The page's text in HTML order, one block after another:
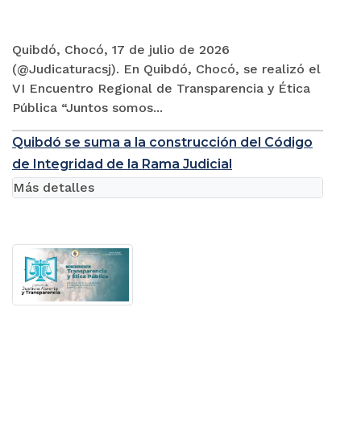
Quibdó, Chocó, 17 de julio de 2026
(@Judicaturacsj). En Quibdó, Chocó, se realizó el
VI Encuentro Regional de Transparencia y Ética
Pública “Juntos somos...
Quibdó se suma a la construcción del Código
de Integridad de la Rama Judicial
Más detalles